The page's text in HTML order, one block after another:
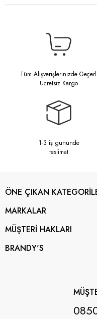
Tüm Alışverişlerinizde Geçerli
Ücretsiz Kargo
1-3 iş gününde
teslimat
ÖNE ÇIKAN
MARKALAR
MÜŞTERİ HAKLARI
BRANDY'S